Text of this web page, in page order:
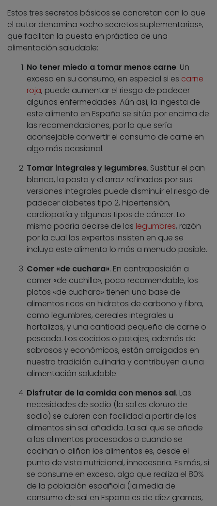
Estos tres secretos básicos se concretan con lo que
el autor denomina «ocho secretos suplementarios»,
que facilitan la puesta en práctica de una
alimentación saludable:
No tener miedo a tomar menos carne. Un
exceso en su consumo, en especial si es carne
roja, puede aumentar el riesgo de padecer
algunas enfermedades. Aún así, la ingesta de
este alimento en España se sitúa por encima de
las recomendaciones, por lo que sería
aconsejable convertir el consumo de carne en
algo más ocasional.
Tomar integrales y legumbres. Sustituir el pan
blanco, la pasta y el arroz refinados por sus
versiones integrales puede disminuir el riesgo de
padecer diabetes tipo 2, hipertensión,
cardiopatía y algunos tipos de cáncer. Lo
mismo podría decirse de las legumbres, razón
por la cual los expertos insisten en que se
incluya este alimento lo más a menudo posible.
Comer «de cuchara». En contraposición a
comer «de cuchillo», poco recomendable, los
platos «de cuchara» tienen una base de
alimentos ricos en hidratos de carbono y fibra,
como legumbres, cereales integrales u
hortalizas, y una cantidad pequeña de carne o
pescado. Los cocidos o potajes, además de
sabrosos y económicos, están arraigados en
nuestra tradición culinaria y contribuyen a una
alimentación saludable.
Disfrutar de la comida con menos sal. Las
necesidades de sodio (la sal es cloruro de
sodio) se cubren con facilidad a partir de los
alimentos sin sal añadida. La sal que se añade
a los alimentos procesados o cuando se
cocinan o aliñan los alimentos es, desde el
punto de vista nutricional, innecesaria. Es más, si
se consume en exceso, algo que realiza el 80%
de la población española (la media de
consumo de sal en España es de diez gramos,